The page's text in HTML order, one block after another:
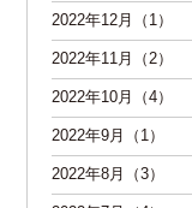
2022年12月（1）
2022年11月（2）
2022年10月（4）
2022年9月（1）
2022年8月（3）